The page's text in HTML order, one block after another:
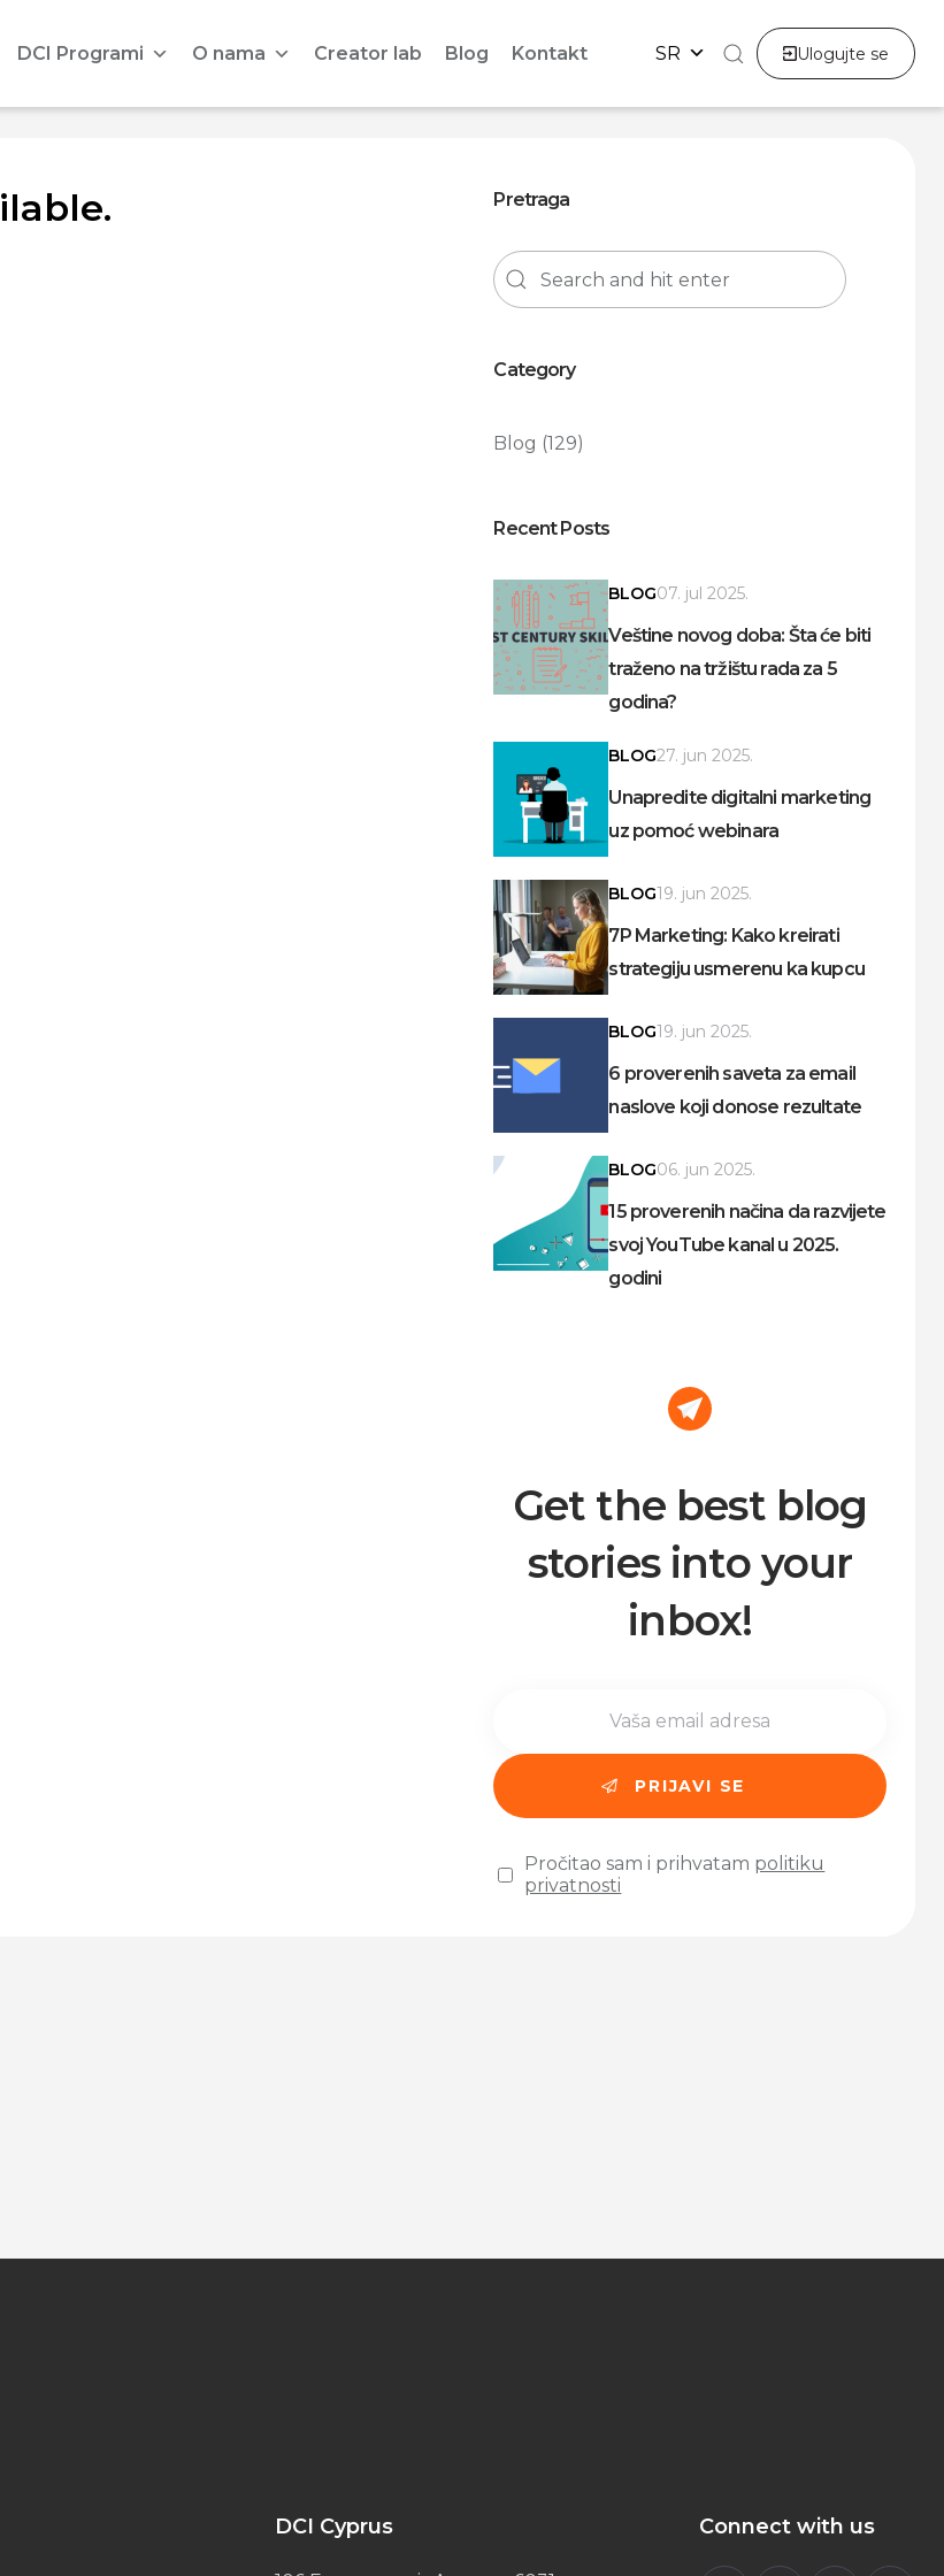
DCI Programi O nama Creator lab Blog Kontakt SR Ulogujte se
Pretraga
Category
Blog (129)
Recent Posts
BLOG07. jul 2025.
Veštine novog doba: Šta će biti
traženo na tržištu rada za 5
godina?
BLOG27. jun 2025.
Unapredite digitalni marketing
uz pomoć webinara
BLOG19. jun 2025.
7P Marketing: Kako kreirati
strategiju usmerenu ka kupcu
BLOG19. jun 2025.
6 proverenih saveta za email
naslove koji donose rezultate
BLOG06. jun 2025.
15 proverenih načina da razvijete
svoj YouTube kanal u 2025.
godini
Get the best blog
stories into your
inbox!
Pročitao sam i prihvatam politiku
privatnosti
DCI Cyprus Connect with us